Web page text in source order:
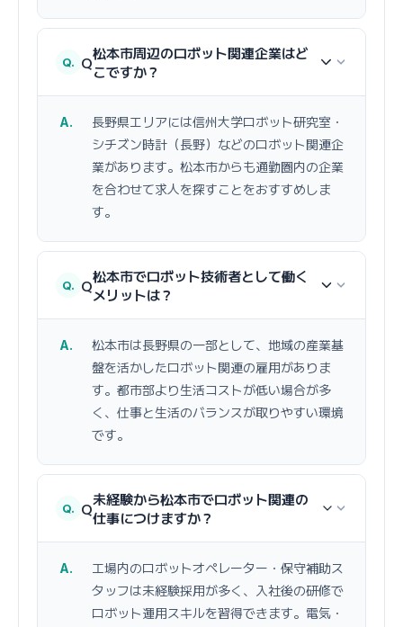
Q松本市周辺のロボット関連企業はど
こですか？
長野県エリアには信州大学ロボット研究室・
シチズン時計（長野）などのロボット関連企
業があります。松本市からも通勤圏内の企業
を合わせて求人を探すことをおすすめしま
す。
Q松本市でロボット技術者として働く
メリットは？
松本市は長野県の一部として、地域の産業基
盤を活かしたロボット関連の雇用がありま
す。都市部より生活コストが低い場合が多
く、仕事と生活のバランスが取りやすい環境
です。
Q未経験から松本市でロボット関連の
仕事につけますか？
工場内のロボットオペレーター・保守補助ス
タッフは未経験採用が多く、入社後の研修で
ロボット運用スキルを習得できます。電気・